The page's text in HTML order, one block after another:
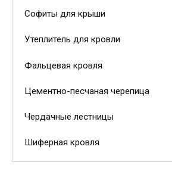
Софиты для крыши
Утеплитель для кровли
Фальцевая кровля
Цементно-песчаная черепица
Чердачные лестницы
Шиферная кровля